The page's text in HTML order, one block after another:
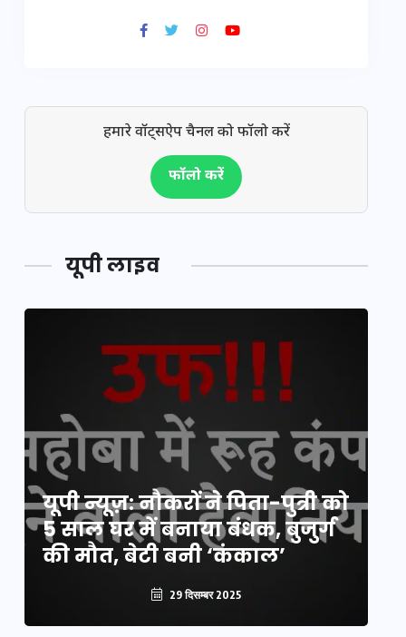
हमारे वॉट्सऐप चैनल को फॉलो करें
फॉलो करें
यूपी लाइव
यूपी न्यूज़: नौकरों ने पिता-पुत्री को
5 साल घर में बनाया बंधक, बुजुर्ग
की मौत, बेटी बनी ‘कंकाल’
29 दिसम्बर 2025
यूपी लेखपाल भर्ती: ओबीसी को
मिली बड़ी राहत, 2158 पदों पर बंपर
वैकेंसी, जनरल कोटे में भारी
कटौती
29 दिसम्बर 2025